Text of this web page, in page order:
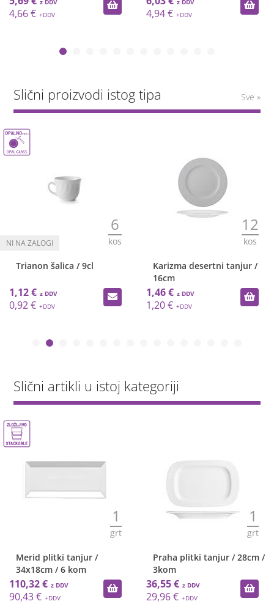
4,66 €
4,94 €
Slični proizvodi istog tipa Sve »
6
kos
Trianon šalica / 9cl
1,12 €
0,92 €
12
kos
Karizma desertni tanjur /
16cm
1,46 €
1,20 €
Slični artikli u istoj kategoriji
1
grt
Merid plitki tanjur /
34x18cm / 6 kom
110,32 €
90,43 €
1
grt
Praha plitki tanjur / 28cm /
3kom
36,55 €
29,96 €